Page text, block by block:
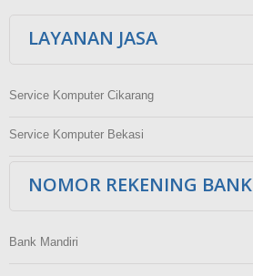
LAYANAN JASA
Service Komputer Cikarang
Service Komputer Bekasi
NOMOR REKENING BANK
Bank Mandiri